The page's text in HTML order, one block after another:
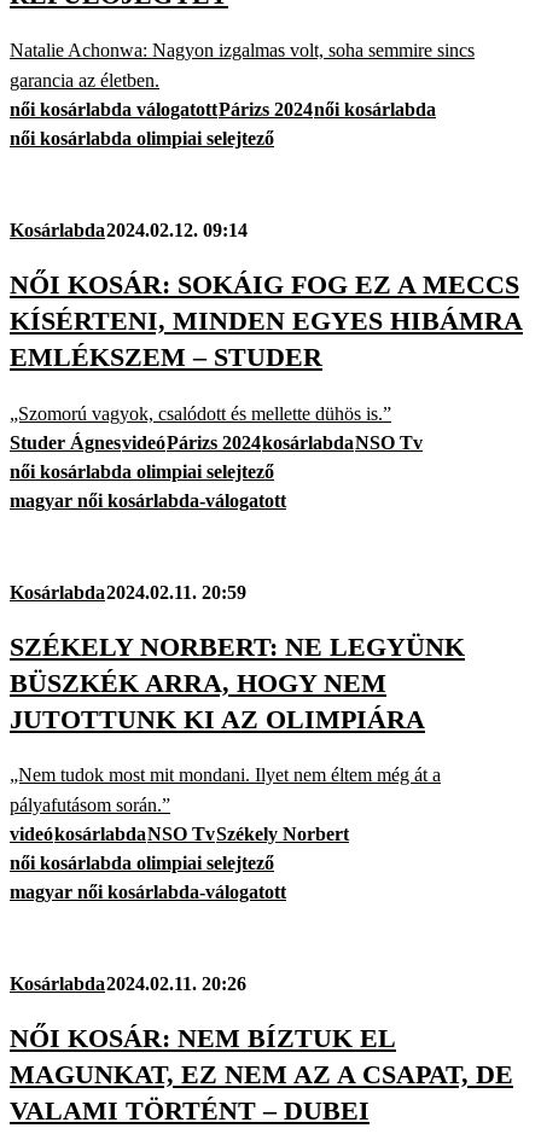
Natalie Achonwa: Nagyon izgalmas volt, soha semmire sincs
garancia az életben.
női kosárlabda válogatottPárizs 2024női kosárlabda
női kosárlabda olimpiai selejtező
Kosárlabda2024.02.12. 09:14
NŐI KOSÁR: SOKÁIG FOG EZ A MECCS
KÍSÉRTENI, MINDEN EGYES HIBÁMRA
EMLÉKSZEM – STUDER
„Szomorú vagyok, csalódott és mellette dühös is.”
Studer ÁgnesvideóPárizs 2024kosárlabdaNSO Tv
női kosárlabda olimpiai selejtező
magyar női kosárlabda-válogatott
Kosárlabda2024.02.11. 20:59
SZÉKELY NORBERT: NE LEGYÜNK
BÜSZKÉK ARRA, HOGY NEM
JUTOTTUNK KI AZ OLIMPIÁRA
„Nem tudok most mit mondani. Ilyet nem éltem még át a
pályafutásom során.”
videókosárlabdaNSO TvSzékely Norbert
női kosárlabda olimpiai selejtező
magyar női kosárlabda-válogatott
Kosárlabda2024.02.11. 20:26
NŐI KOSÁR: NEM BÍZTUK EL
MAGUNKAT, EZ NEM AZ A CSAPAT, DE
VALAMI TÖRTÉNT – DUBEI